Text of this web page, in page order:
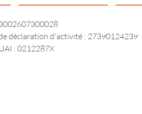
déclaration d'activité : 27390124239
: 0212287X